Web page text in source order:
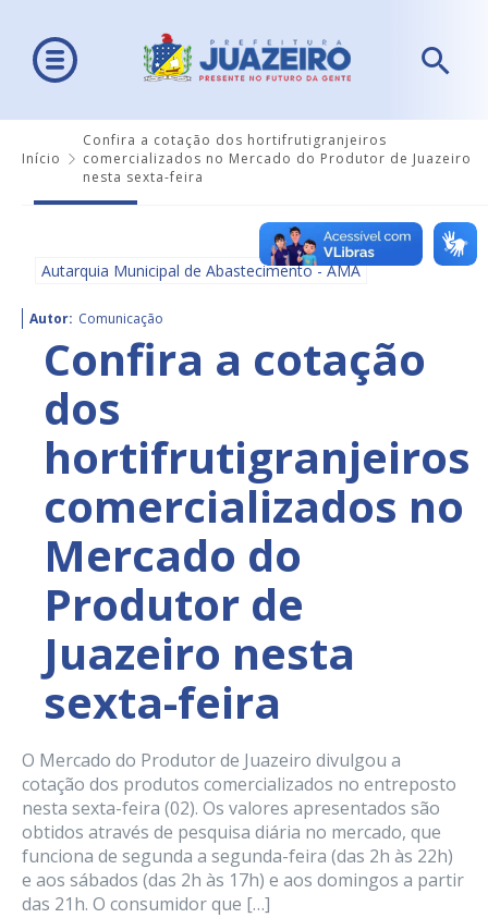
Início
Confira a cotação dos hortifrutigranjeiros
comercializados no Mercado do Produtor de Juazeiro
nesta sexta-feira
Autarquia Municipal de Abastecimento - AMA
Autor: Comunicação
Confira a cotação
dos
hortifrutigranjeiros
comercializados no
Mercado do
Produtor de
Juazeiro nesta
sexta-feira
O Mercado do Produtor de Juazeiro divulgou a
cotação dos produtos comercializados no entreposto
nesta sexta-feira (02). Os valores apresentados são
obtidos através de pesquisa diária no mercado, que
funciona de segunda a segunda-feira (das 2h às 22h)
e aos sábados (das 2h às 17h) e aos domingos a partir
das 21h. O consumidor que […]